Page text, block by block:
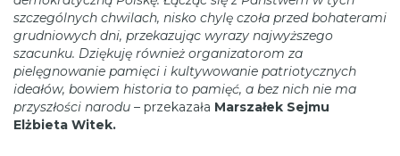
szczególnych chwilach, nisko chylę czoła przed bohaterami
grudniowych dni, przekazując wyrazy najwyższego
szacunku. Dziękuję również organizatorom za
pielęgnowanie pamięci i kultywowanie patriotycznych
ideałów, bowiem historia to pamięć, a bez nich nie ma
przyszłości narodu – przekazała Marszałek Sejmu
Elżbieta Witek.